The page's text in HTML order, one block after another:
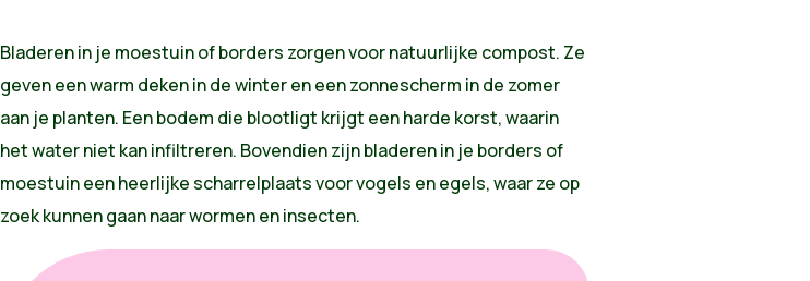
Bladeren in je moestuin of borders zorgen voor natuurlijke compost. Ze
geven een warm deken in de winter en een zonnescherm in de zomer
aan je planten. Een bodem die blootligt krijgt een harde korst, waarin
het water niet kan infiltreren. Bovendien zijn bladeren in je borders of
moestuin een heerlijke scharrelplaats voor vogels en egels, waar ze op
zoek kunnen gaan naar wormen en insecten.